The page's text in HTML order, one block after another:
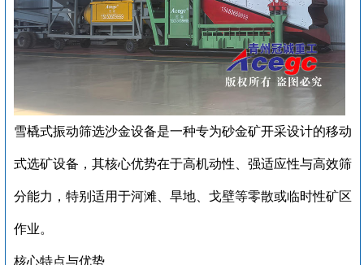
‌雪橇式振动筛选沙金设备‌是一种专为砂金矿开采设计的移动
式选矿设备，其核心优势在于‌高机动性、强适应性与高效筛
分能力‌，特别适用于河滩、旱地、戈壁等零散或临时性矿区
作业。
核心特点与优势